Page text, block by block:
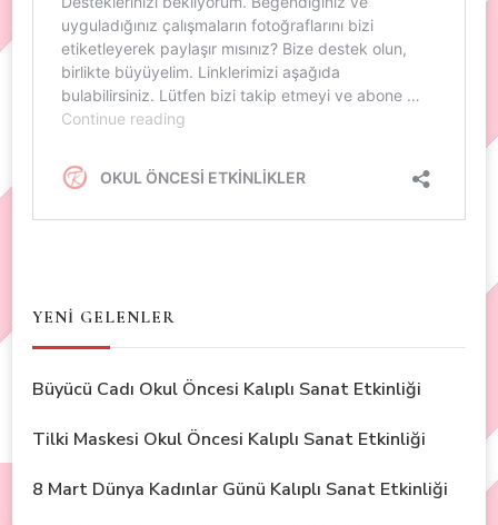
YENİ GELENLER
Büyücü Cadı Okul Öncesi Kalıplı Sanat Etkinliği
Tilki Maskesi Okul Öncesi Kalıplı Sanat Etkinliği
8 Mart Dünya Kadınlar Günü Kalıplı Sanat Etkinliği